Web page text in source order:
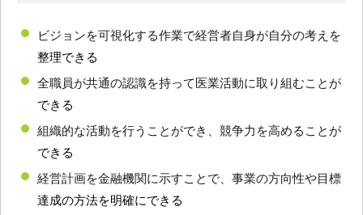
ビジョンを可視化する作業で経営者自身が自分の考えを
整理できる
全職員が共通の認識を持って医業活動に取り組むことが
できる
組織的な活動を行うことができ、競争力を高めることが
できる
経営計画を金融機関に示すことで、事業の方向性や目標
達成の方法を明確にできる